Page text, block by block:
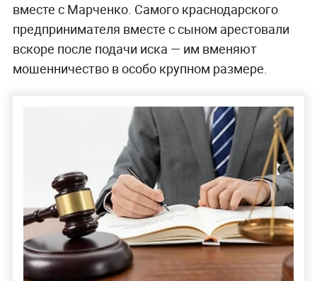
вместе с Марченко. Самого краснодарского
предпринимателя вместе с сыном арестовали
вскоре после подачи иска — им вменяют
мошенничество в особо крупном размере.